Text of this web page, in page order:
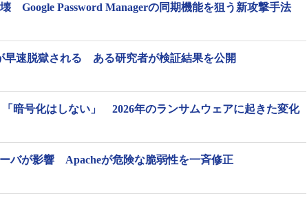
Google Password Managerの同期機能を狙う新攻撃手法
早速脱獄される ある研究者が検証結果を公開
「暗号化はしない」 2026年のランサムウェアに起きた変化
バが影響 Apacheが危険な脆弱性を一斉修正